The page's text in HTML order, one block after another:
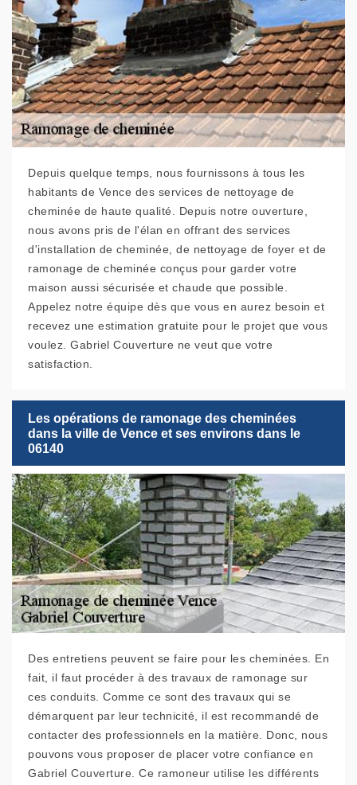
Depuis quelque temps, nous fournissons à tous les
habitants de Vence des services de nettoyage de
cheminée de haute qualité. Depuis notre ouverture,
nous avons pris de l'élan en offrant des services
d'installation de cheminée, de nettoyage de foyer et de
ramonage de cheminée conçus pour garder votre
maison aussi sécurisée et chaude que possible.
Appelez notre équipe dès que vous en aurez besoin et
recevez une estimation gratuite pour le projet que vous
voulez. Gabriel Couverture ne veut que votre
satisfaction.
Les opérations de ramonage des cheminées
dans la ville de Vence et ses environs dans le
06140
Des entretiens peuvent se faire pour les cheminées. En
fait, il faut procéder à des travaux de ramonage sur
ces conduits. Comme ce sont des travaux qui se
démarquent par leur technicité, il est recommandé de
contacter des professionnels en la matière. Donc, nous
pouvons vous proposer de placer votre confiance en
Gabriel Couverture. Ce ramoneur utilise les différents